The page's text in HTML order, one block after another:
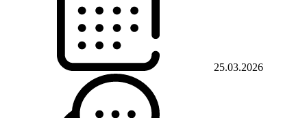
25.03.2026